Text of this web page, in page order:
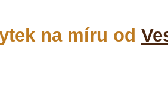
na míru od